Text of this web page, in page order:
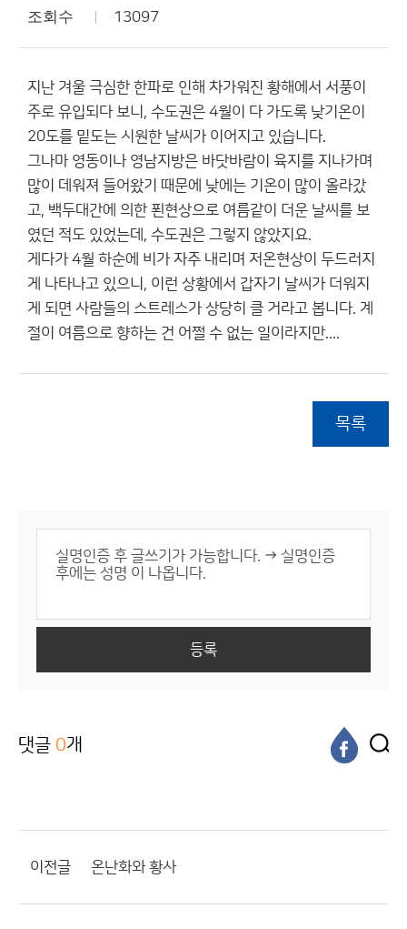
조회수 13097
지난 겨울 극심한 한파로 인해 차가워진 황해에서 서풍이
주로 유입되다 보니, 수도권은 4월이 다 가도록 낮기온이
20도를 밑도는 시원한 날씨가 이어지고 있습니다.
그나마 영동이나 영남지방은 바닷바람이 육지를 지나가며
많이 데워져 들어왔기 때문에 낮에는 기온이 많이 올라갔
고, 백두대간에 의한 푄현상으로 여름같이 더운 날씨를 보
였던 적도 있었는데, 수도권은 그렇지 않았지요.
게다가 4월 하순에 비가 자주 내리며 저온현상이 두드러지
게 나타나고 있으니, 이런 상황에서 갑자기 날씨가 더워지
게 되면 사람들의 스트레스가 상당히 클 거라고 봅니다. 계
절이 여름으로 향하는 건 어쩔 수 없는 일이라지만....
목록
등록
댓글 0개
이전글 온난화와 황사